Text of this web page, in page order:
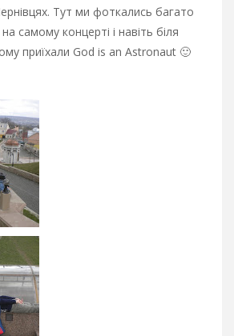
Тут ми фоткались багато
на самому концерті і навіть біля
приїхали God is an Astronaut 🙂